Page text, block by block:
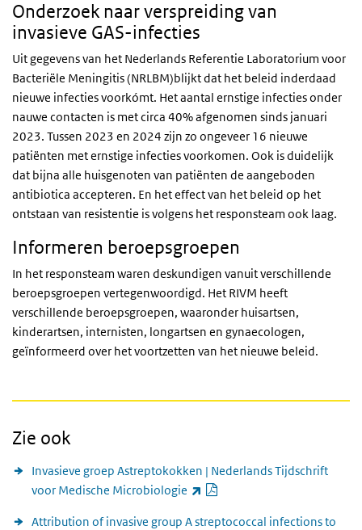
Onderzoek naar verspreiding van
invasieve GAS-infecties
Uit gegevens van het Nederlands Referentie Laboratorium voor
Bacteriële Meningitis (NRLBM)blijkt dat het beleid inderdaad
nieuwe infecties voorkómt. Het aantal ernstige infecties onder
nauwe contacten is met circa 40% afgenomen sinds januari
2023. Tussen 2023 en 2024 zijn zo ongeveer 16 nieuwe
patiënten met ernstige infecties voorkomen. Ook is duidelijk
dat bijna alle huisgenoten van patiënten de aangeboden
antibiotica accepteren. En het effect van het beleid op het
ontstaan van resistentie is volgens het responsteam ook laag.
Informeren beroepsgroepen
In het responsteam waren deskundigen vanuit verschillende
beroepsgroepen vertegenwoordigd. Het RIVM heeft
verschillende beroepsgroepen, waaronder huisartsen,
kinderartsen, internisten, longartsen en gynaecologen,
geïnformeerd over het voortzetten van het nieuwe beleid.
Zie ook
Invasieve groep A­streptokokken | Nederlands Tijdschrift
voor Medische Microbiologie
Attribution of invasive group A streptococcal infections to